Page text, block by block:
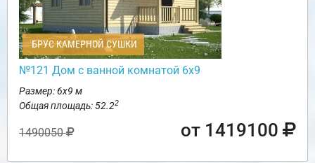
БРУС КАМЕРНОЙ СУШКИ
№121 Дом с ванной комнатой 6х9
Размер: 6х9 м
Общая площадь: 52.22
1490050 от 1419100